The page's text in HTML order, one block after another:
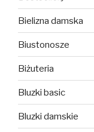
Bielizna damska
Biustonosze
Biżuteria
Bluzki basic
Bluzki damskie